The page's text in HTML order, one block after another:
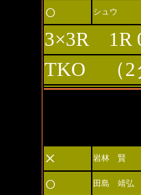
○ シュウ
3×3R 1R
TKO （2
×
岩林 賢
○ 田島 靖弘